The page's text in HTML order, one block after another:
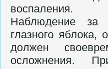
воспаления.
Наблюдение за
глазного
должен
осложнения.